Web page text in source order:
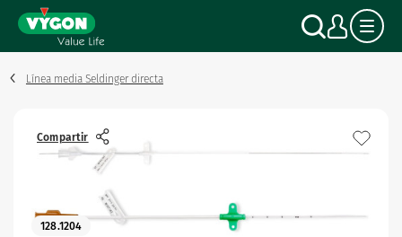
Panel de gestión de cookies
contenido
principal
Buscar
Mi
Línea media Seldinger directa
Compartir
128.1204